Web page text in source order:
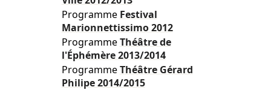
Programme Festival
Marionnettissimo2012
ProgrammeThéâtre de
l'Éphémère2013/2014
ProgrammeThéâtre Gérard
Philipe2014/2015